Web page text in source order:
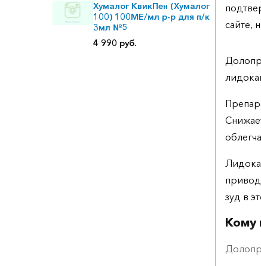
Хумалог КвикПен (Хумалог
100) 100МЕ/мл р-р для п/к
3мл №5
4 990 руб.
сайте,
зуд в
Кому